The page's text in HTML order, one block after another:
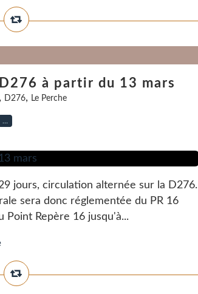
à partir du 13 mars
, D276, Le Perche
jours, circulation alternée sur la D276.
sera donc réglementée du PR 16
Point Repère 16 jusqu'à...